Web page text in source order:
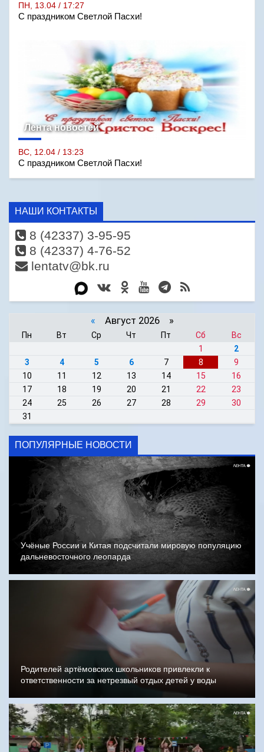
ПН, 13.04 / 17:27
С праздником Светлой Пасхи!
Лента новостей
ВС, 12.04 / 13:23
С праздником Светлой Пасхи!
НАШИ КОНТАКТЫ
8 (42337) 3-95-95
8 (42337) 4-76-52
lentatv@bk.ru
« Август 2026 »
Пн Вт Ср Чт Пт Сб
Вс
1
2
3
4 5 6 7 8
9
10
11 12 13 14 15
16
17
18 19 20 21 22
23
24
25 26 27 28 29
30
31
ПОПУЛЯРНЫЕ НОВОСТИ
Учёные России и Китая подсчитали мировую популяцию
дальневосточного леопарда
Родителей артёмовских школьников привлекли к
ответственности за нетрезвый отдых детей у воды